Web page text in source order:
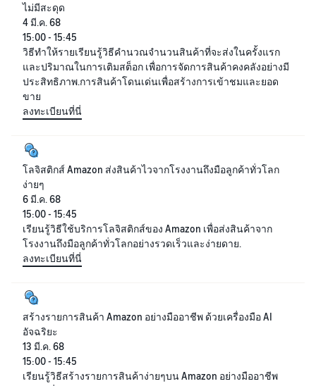
ไม่มีสะดุด
4 มี.ค. 68
15:00 - 15:45
วิธีทำให้รายเรียนรู้วิธีคำนวณจำนวนสินค้าที่จะส่งในครั้งแรก
และปริมาณในการเติมสต็อก เพื่อการจัดการสินค้าคงคลังอย่างมี
ประสิทธิภาพ.การสินค้าโดนเด่นเพื่อสร้างการเข้าชมและยอด
ขาย
ลงทะเบียนที่นี่
โลจิสติกส์ Amazon ส่งสินค้าไวจากโรงงานถึงมือลูกค้าทั่วโลก
ง่ายๆ
6 มี.ค. 68
15:00 - 15:45
เรียนรู้วิธีใช้บริการโลจิสติกส์ของ Amazon เพื่อส่งสินค้าจาก
โรงงานถึงมือลูกค้าทั่วโลกอย่างรวดเร็วและง่ายดาย.
ลงทะเบียนที่นี่
สร้างรายการสินค้า Amazon อย่างมืออาชีพ ด้วยเครื่องมือ AI
อัจฉริยะ
13 มี.ค. 68
15:00 - 15:45
เรียนรู้วิธีสร้างรายการสินค้าง่ายๆบน Amazon อย่างมืออาชีพ